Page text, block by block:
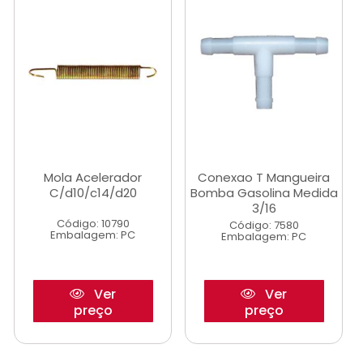
Mola Acelerador
C/d10/c14/d20
Código: 10790
Embalagem: PC
Ver
preço
Conexao T Mangueira
Bomba Gasolina Medida
3/16
Código: 7580
Embalagem: PC
Ver
preço